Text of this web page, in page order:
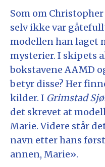
Som om
selv ikke var
modellen han laget
mysterier. I skipets
bokstavene AAMD
betyr disse? Her
kilder. I Grimstad
det skrevet at
Marie. Videre står
navn etter hans
annen, Marie».